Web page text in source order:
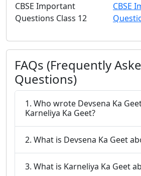
CBSE Important
Questions Class 12
CBSE
FAQs (Frequently
Questions)
1. Who wrote Devsena Ka
Karneliya Ka Geet?
2. What is Devsena Ka Geet
3. What is Karneliya Ka Geet